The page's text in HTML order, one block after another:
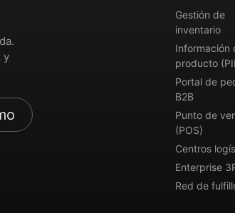
y
Gestión de
inventario
Información
producto
Portal de
B2B
Punto de
(POS)
Centros
Enterprise
Red de